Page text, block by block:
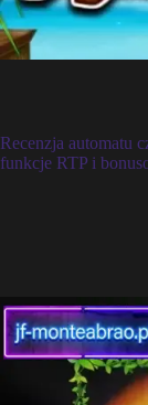
Recenzja automatu
funkcje RTP i